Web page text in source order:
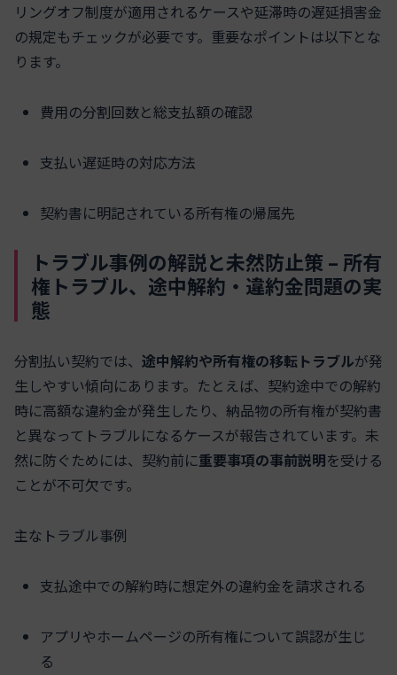
リングオフ制度が適用されるケースや延滞時の遅延損害金
の規定もチェックが必要です。重要なポイントは以下とな
ります。
費用の分割回数と総支払額の確認
支払い遅延時の対応方法
契約書に明記されている所有権の帰属先
トラブル事例の解説と未然防止策 – 所有
権トラブル、途中解約・違約金問題の実
態
分割払い契約では、 途中解約や所有権の移転トラブルが発
生しやすい傾向にあります。たとえば、契約途中での解約
時に高額な違約金が発生したり、納品物の所有権が契約書
と異なってトラブルになるケースが報告されています。未
然に防ぐためには、契約前に重要事項の事前説明を受ける
ことが不可欠です。
主なトラブル事例
支払途中での解約時に想定外の違約金を請求される
アプリやホームページの所有権について誤認が生じ
る